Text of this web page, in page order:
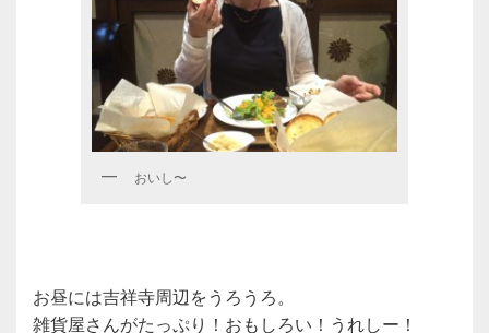
おいし〜
お昼には吉祥寺周辺をうろうろ。
雑貨屋さんがたっぷり！おもしろい！うれしー！